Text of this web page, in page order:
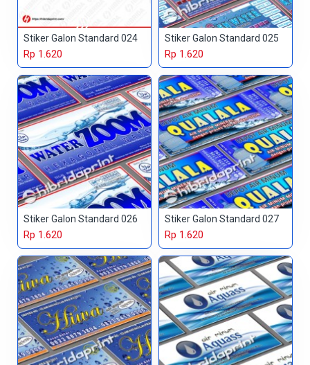
Stiker Galon Standard 024
Rp 1.620
Stiker Galon Standard 025
Rp 1.620
Stiker Galon Standard 026
Rp 1.620
Stiker Galon Standard 027
Rp 1.620